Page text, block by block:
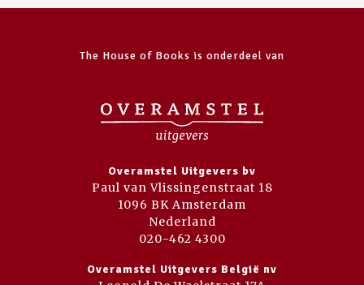
The House of Books is onderdeel van
Overamstel Uitgevers bv
Paul van Vlissingenstraat 18
1096 BK Amsterdam
Nederland
020-462 4300
Overamstel Uitgevers België nv